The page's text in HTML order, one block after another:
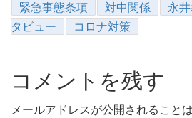
緊急事態条項 対中関係 永
タビュー
コロナ対策
コメントを残す
メールアドレスが公開されること